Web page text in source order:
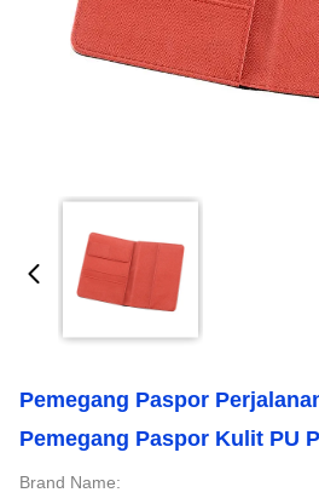
Pemegang Paspor
Pemegang Paspor Kulit PU
Brand Name: